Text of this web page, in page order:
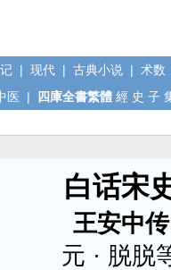
| 现代 | 古典小说 | 术数
医 | 四庫全書繁體 經 史 子
白话宋
王安中传
元 · 脱脱